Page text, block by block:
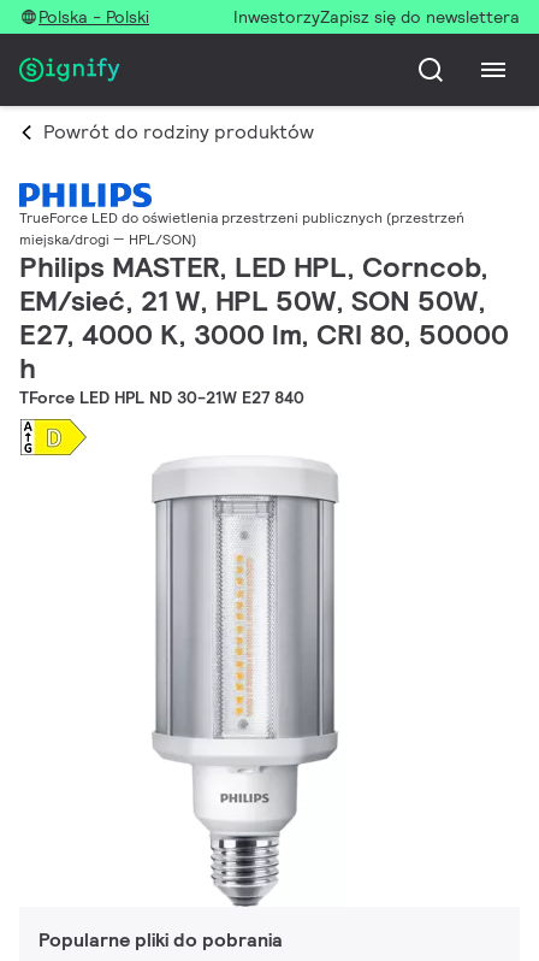
Polska - Polski InwestorzyZapisz się do newslettera
Powrót do rodziny produktów
TrueForce LED do oświetlenia przestrzeni publicznych (przestrzeń
miejska/drogi — HPL/SON)
Philips MASTER, LED HPL, Corncob,
EM/sieć, 21 W, HPL 50W, SON 50W,
E27, 4000 K, 3000 lm, CRI 80, 50000
h
TForce LED HPL ND 30-21W E27 840
Popularne pliki do pobrania